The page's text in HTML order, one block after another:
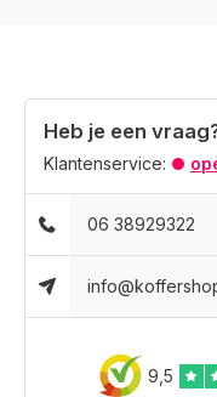
Heb je een
Klantenservice:
06 38929322
9,5